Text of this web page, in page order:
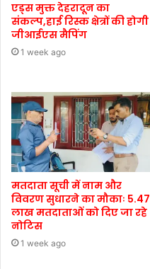
एड्स मुक्त देहरादून का
संकल्प,हाई रिस्क क्षेत्रों की होगी
जीआईएस मैपिंग
1 week ago
मतदाता सूची में नाम और
विवरण सुधारने का मौकाः 5.47
लाख मतदाताओं को दिए जा रहे
नोटिस
1 week ago